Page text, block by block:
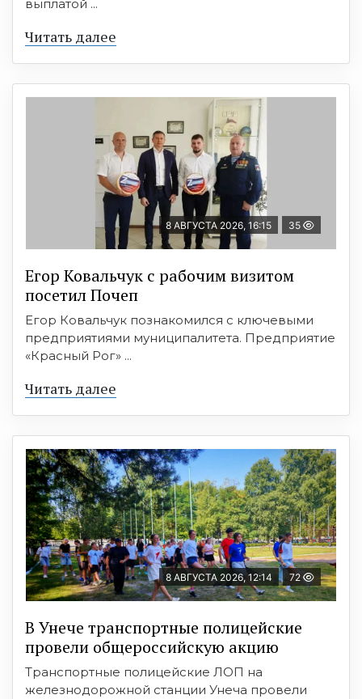
выплатой ...
Читать далее
8 АВГУСТА 2026, 16:15 35
Егор Ковальчук с рабочим визитом
посетил Почеп
Егор Ковальчук познакомился с ключевыми
предприятиями муниципалитета. Предприятие
«Красный Рог» ...
Читать далее
8 АВГУСТА 2026, 12:14 72
В Унече транспортные полицейские
провели общероссийскую акцию
Транспортные полицейские ЛОП на
железнодорожной станции Унеча провели